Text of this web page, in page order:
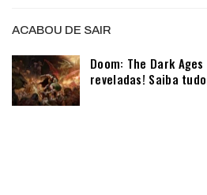
ACABOU DE SAIR
Doom: The Dark
reveladas! Saiba